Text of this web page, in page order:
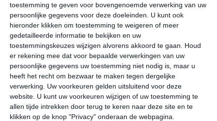
toestemming te geven voor bovengenoemde verwerking van uw
persoonlijke gegevens voor deze doeleinden. U kunt ook
hieronder klikken om toestemming te weigeren of meer
gedetailleerde informatie te bekijken en uw
toestemmingskeuzes wijzigen alvorens akkoord te gaan.
Houd
er rekening mee dat voor bepaalde verwerkingen van uw
persoonlijke gegevens uw toestemming niet nodig is, maar u
heeft het recht om bezwaar te maken tegen dergelijke
verwerking. Uw voorkeuren gelden uitsluitend voor deze
website. U kunt uw voorkeuren wijzigen of uw toestemming te
allen tijde intrekken door terug te keren naar deze site en te
klikken op de knop "Privacy" onderaan de webpagina.
26° 17° 12° 22° 9°
22°C 27°C 26°C
11:00 14:00 17:00 20:00 23:00
11:00 14:00 17:00 20:00 23:00